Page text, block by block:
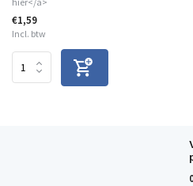
€1,59
Incl. btw